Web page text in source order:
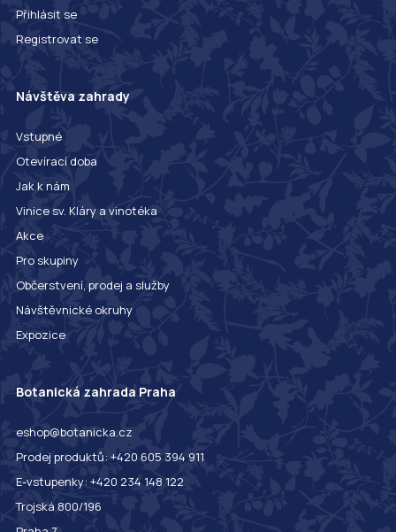
Přihlásit se
Registrovat se
Návštěva zahrady
Vstupné
Otevírací doba
Jak k nám
Vinice sv. Kláry a vinotéka
Akce
Pro skupiny
Občerstvení, prodej a služby
Návštěvnické okruhy
Expozice
Botanická zahrada Praha
eshop@botanicka.cz
Prodej produktů: +420 605 394 911
E-vstupenky: +420 234 148 122
Trojská 800/196